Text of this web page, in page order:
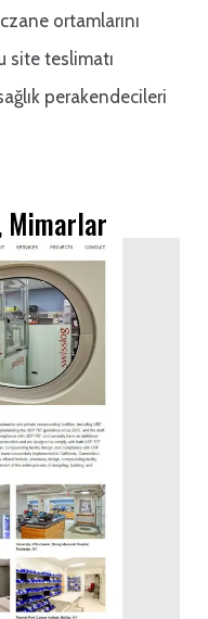
ortamlarını
site teslimatı
perakendecileri
Mimarlar